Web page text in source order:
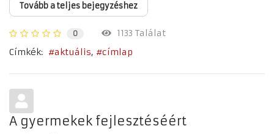
Tovább a teljes bejegyzéshez
0
1133 Találat
Címkék:
aktuális címlap
A gyermekek fejlesztéséért